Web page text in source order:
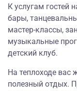
К услугам гостей
бары,
мастер-классы,
музыкальные
детский клуб.
На теплоходе вас
полезный отдых.